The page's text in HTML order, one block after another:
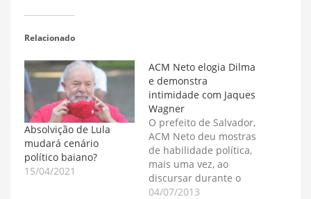
Relacionado
Absolvição de Lula
mudará cenário
político baiano?
15/04/2021
ACM Neto elogia Dilma
e demonstra
intimidade com Jaques
Wagner
O prefeito de Salvador,
ACM Neto deu mostras
de habilidade política,
mais uma vez, ao
discursar durante o
lançamento do Plano
04/07/2013